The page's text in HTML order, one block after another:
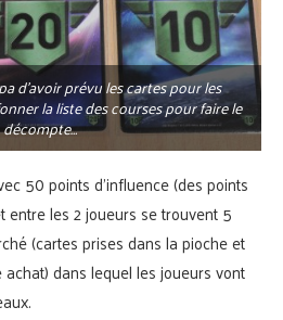
d’avoir prévu les cartes pour les
la liste des courses pour faire le
décompte…
50 points d’influence (des points
entre les 2 joueurs se trouvent 5
(cartes prises dans la pioche et
dans lequel les joueurs vont